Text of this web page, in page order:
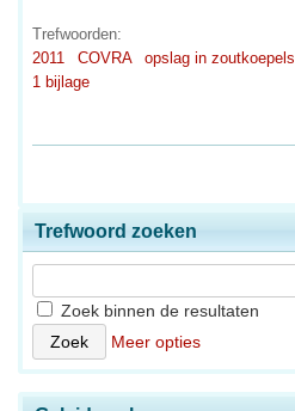
Trefwoorden:
2011
COVRA
opslag in zoutkoepels
1 bijlage
Trefwoord zoeken
Zoek binnen de resultaten
Meer opties